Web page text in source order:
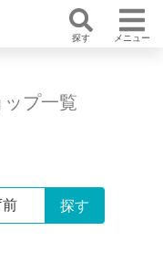
探す メニュー
プ一覧